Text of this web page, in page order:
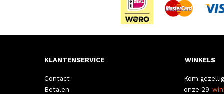
KLANTENSERVICE
Contact
Betalen
WINKELS
Kom
onze 29